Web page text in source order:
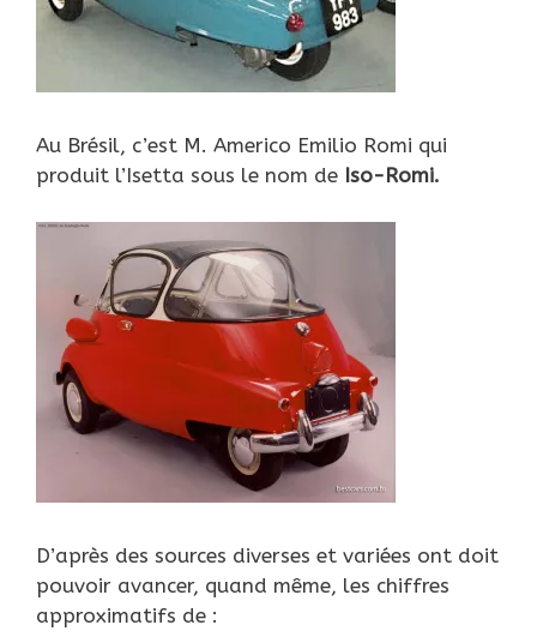
Au Brésil, c’est M. Americo Emilio Romi qui
produit l’Isetta sous le nom de Iso-Romi.
D’après des sources diverses et variées ont doit
pouvoir avancer, quand même, les chiffres
approximatifs de :